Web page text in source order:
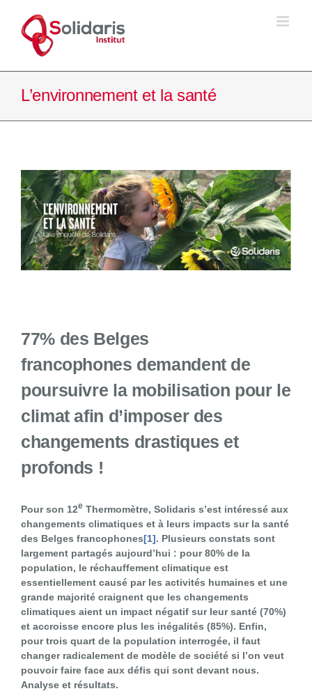
contenu
L’environnement et la santé
77% des Belges
francophones demandent de
poursuivre la mobilisation pour le
climat afin d’imposer des
changements drastiques et
profonds !
Pour son 12e Thermomètre, Solidaris s’est intéressé aux
changements climatiques et à leurs impacts sur la santé
des Belges francophones[1]. Plusieurs constats sont
largement partagés aujourd’hui : pour 80% de la
population, le réchauffement climatique est
essentiellement causé par les activités humaines et une
grande majorité craignent que les changements
climatiques aient un impact négatif sur leur santé (70%)
et accroisse encore plus les inégalités (85%). Enfin,
pour trois quart de la population interrogée, il faut
changer radicalement de modèle de société si l’on veut
pouvoir faire face aux défis qui sont devant nous.
Analyse et résultats.